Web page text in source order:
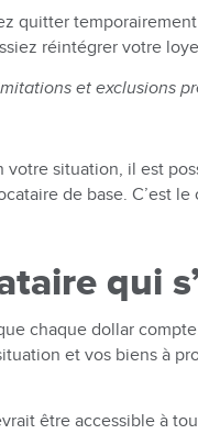
quitter
réintégrer votre
et exclusions
votre situation, il est
de base. C’est
qui
chaque dollar
et vos biens à
être accessible à